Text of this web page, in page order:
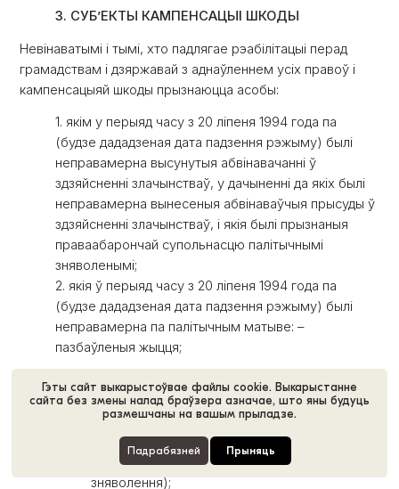
Гэты сайт выкарыстоўвае файлы cookie. Выкарыстанне
сайта без змены налад браўзера азначае, што яны будуць
размешчаны на вашым прыладзе.
Падрабязней Прыняць
3. СУБ’ЕКТЫ КАМПЕНСАЦЫІ ШКОДЫ
Невінаватымі і тымі, хто падлягае рэабілітацыі перад
грамадствам і дзяржавай з аднаўленнем усіх правоў і
кампенсацыяй шкоды прызнаюцца асобы:
1. якім у перыяд часу з 20 ліпеня 1994 года па
(будзе дададзеная дата падзення рэжыму) былі
неправамерна высунутыя абвінавачанні ў
здзяйсненні злачынстваў, у дачыненні да якіх былі
неправамерна вынесеныя абвінаваўчыя прысуды ў
здзяйсненні злачынстваў, і якія былі прызнаныя
праваабарончай супольнасцю палітычнымі
зняволенымі;
2. якія ў перыяд часу з 20 ліпеня 1994 года па
(будзе дададзеная дата падзення рэжыму) былі
неправамерна па палітычным матыве: –
пазбаўленыя жыцця;
– зазналі катаванні або жорсткае,
бесчалавечнае абыходжанне або пакаранне,
якое зневажае яго годнасць;
– пазбаўленыя волі (пад пазбаўленнем волі
разумеецца знаходжанне ў месцы
зняволення);